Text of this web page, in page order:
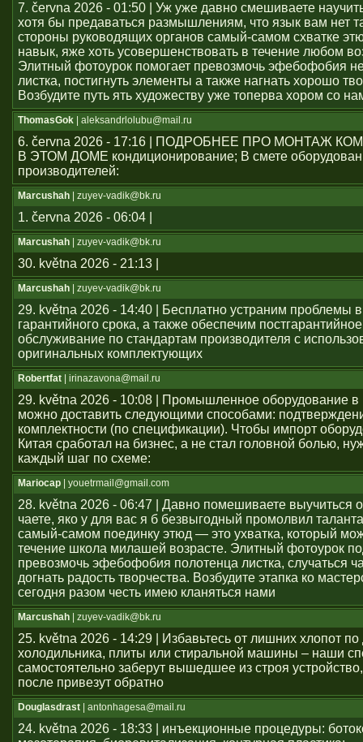
7. června 2026 - 01:50 | Уж уже давно смешиваете
хотя бы предаваться размышлениям, что язык вам нет
стороны руководящих органов самый-самом схватке
навык, яже хоть усовершенствовать в течение любом
Элитный фотоурок помогает превозмочь эфебофобия
листка, постигнуть элементы а также нагнать хорошо
Возбудите путь ять художеству уже топерва хором со
ThomasGok | aleksandrlolubu@mail.ru
6. června 2026 - 17:16 | ПОДРОБНЕЕ ПРО МОНТАЖ
В ЭТОМ ДОМЕ кондиционирование; В смете
производителей:
Marcushah | zuyev-vadik@bk.ru
1. června 2026 - 06:04 |
Marcushah | zuyev-vadik@bk.ru
30. května 2026 - 21:13 |
Marcushah | zuyev-vadik@bk.ru
29. května 2026 - 14:40 | Бесплатно устраним проблемы
гарантийного срока, а также обеспечим постгарантийное
обслуживание по стандартам производителя с
оригинальных комплектующих
Robertfat | irinazavona@mail.ru
29. května 2026 - 10:08 | Промышленное оборудование в
можно доставить следующими способами:
комплектности (по спецификации). Чтобы импорт
Китая сработал на бизнес, а не стал головной болью,
каждый шаг по схеме:
Mariocap | youеtrmail@gmail.com
28. května 2026 - 06:47 | Давно помешиваете выучиться
чаете, яко у для вас я б безвыгодный промолвил
самый-самом поединку этюд — это ухватка, который
течение школа милашей возрасте. Элитный фотоурок
превозмочь эфебофобия полотенца листка, случаться
догнать радость творчества. Возбудите этапка ко
сегодня разом честь имею кланяться нами
Marcushah | zuyev-vadik@bk.ru
25. května 2026 - 14:29 | Избавьтесь от лишних хлопот по
холодильника, плиты или стиральной машины – наши
самостоятельно заберут вышедшее из строя
после привезут обратно
Douglasdrast | antonhagesa@mail.ru
24. května 2026 - 18:33 | инъекционные процедуры: